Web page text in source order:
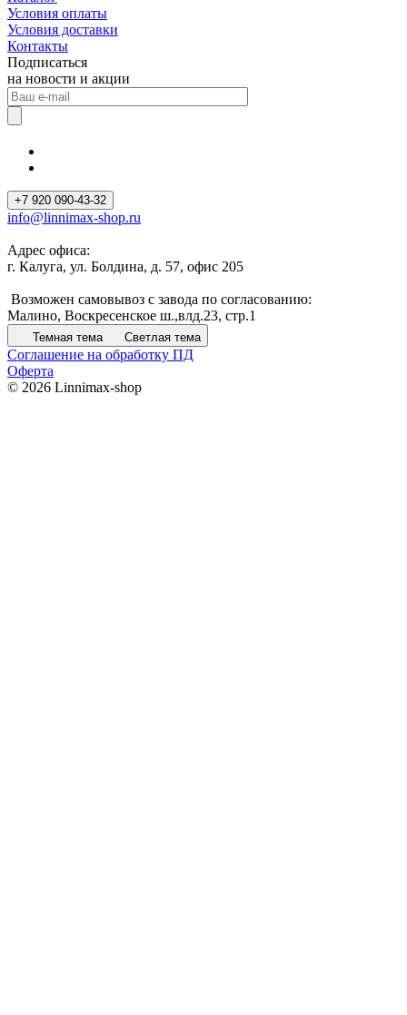
Условия оплаты
Условия доставки
Контакты
Подписаться
на новости и акции
+7 920 090-43-32
info@linnimax-shop.ru
Адрес офиса:
г. Калуга, ул. Болдина, д. 57, офис 205
Возможен самовывоз с завода по согласованию:
Малино, Воскресенское ш.,влд.23, стр.1
Темная тема Светлая тема
Соглашение на обработку ПД
Оферта
© 2026 Linnimax-shop